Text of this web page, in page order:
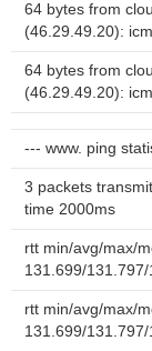
64 bytes from
(46.29.49.20):
64 bytes from
(46.29.49.20):
--- www. ping
3 packets
time 2000ms
rtt min/avg/max/
131.699/
rtt min/avg/max/
131.699/